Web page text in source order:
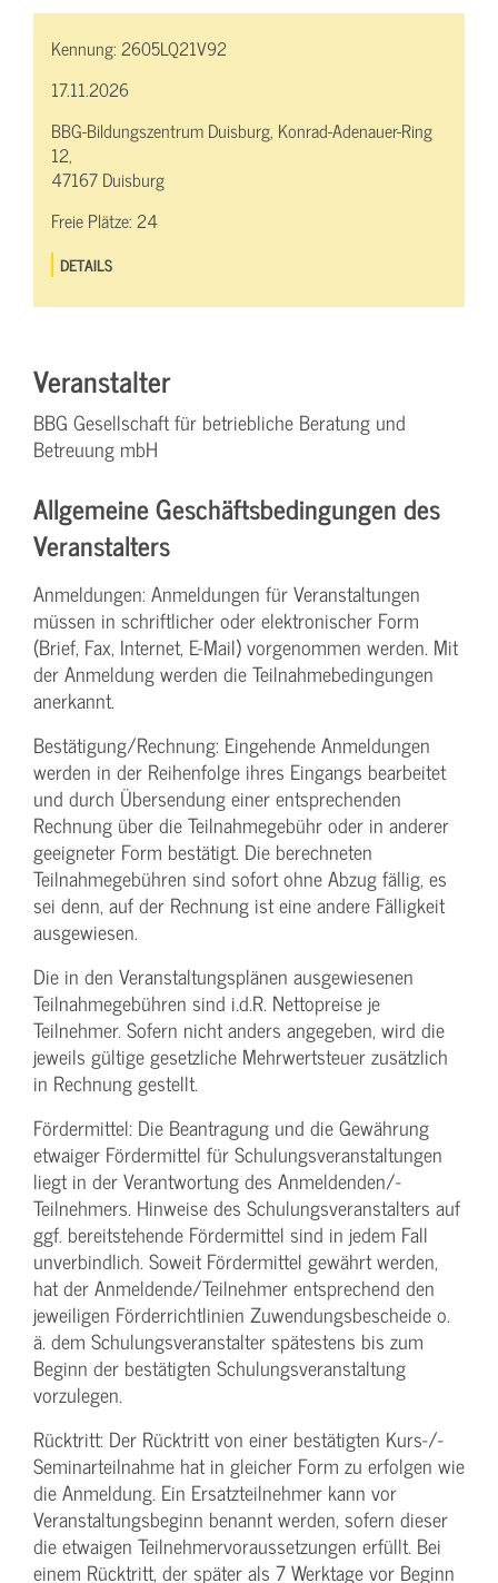
Kennung:2605LQ21V92
17.11.2026
BBG-Bildungszentrum Duisburg, Konrad-Adenauer-Ring
12,
47167 Duisburg
Freie Plätze:24
DETAILS
Veranstalter
BBG Gesellschaft für betriebliche Beratung und
Betreuung mbH
Allgemeine Geschäftsbedingungen des
Veranstalters
Anmeldungen: Anmeldungen für Veranstaltungen
müssen in schriftlicher oder elektronischer Form
(Brief, Fax, Internet, E-Mail) vorgenommen werden. Mit
der Anmeldung werden die Teilnahme­bedingungen
anerkannt.
Bestätigung­/Rechnung: Eingehende Anmeldungen
werden in der Reihenfolge ihres Eingangs bearbeitet
und durch Übersendung einer entsprechenden
Rechnung über die Teilnahmegebühr oder in anderer
geeigneter Form bestätigt. Die berechneten
Teilnahmegebühren sind sofort ohne Abzug fällig, es
sei denn, auf der Rechnung ist eine andere Fälligkeit
ausgewiesen.
Die in den Veranstaltungsplänen ausgewiesenen
Teilnahmegebühren sind i.d.R. Nettopreise je
Teilnehmer. Sofern nicht anders angegeben, wird die
jeweils gültige gesetzliche Mehrwertsteuer zusätzlich
in Rechnung gestellt.
Fördermittel: Die Beantragung und die Gewährung
etwaiger Fördermittel für Schulungs­veranstaltungen
liegt in der Verantwortung des Anmeldenden/­
Teilnehmers. Hinweise des Schulungs­veranstalters auf
ggf. bereitstehende Fördermittel sind in jedem Fall
unverbindlich. Soweit Fördermittel gewährt werden,
hat der Anmeldende/­Teilnehmer entsprechend den
jeweiligen Förderrichtlinien Zuwendungs­bescheide o.
ä. dem Schulungs­veranstalter spätestens bis zum
Beginn der bestätigten Schulungs­veranstaltung
vorzulegen.
Rücktritt: Der Rücktritt von einer bestätigten Kurs-/­
Seminarteilnahme hat in gleicher Form zu erfolgen wie
die Anmeldung. Ein Ersatzteilnehmer kann vor
Veranstaltungs­beginn benannt werden, sofern dieser
die etwaigen Teilnehmer­voraussetzungen erfüllt. Bei
einem Rücktritt, der später als 7 Werktage vor Beginn